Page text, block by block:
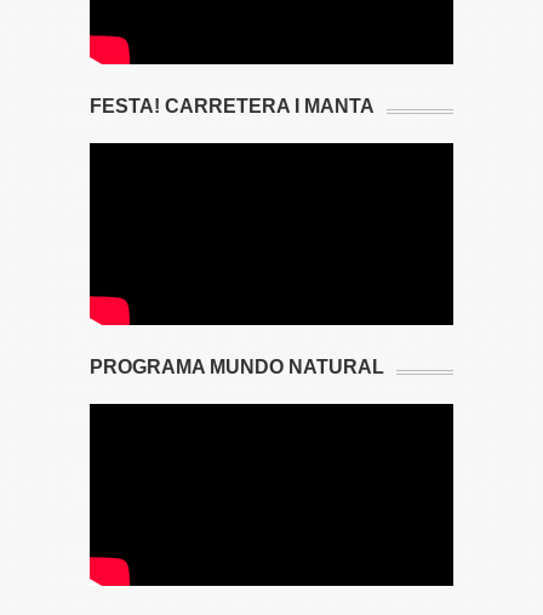
FESTA! CARRETERA I MANTA
PROGRAMA MUNDO NATURAL